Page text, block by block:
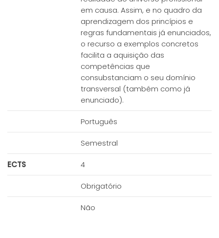
em causa. Assim, e no quadro da
aprendizagem dos princípios e
regras fundamentais já enunciados,
o recurso a exemplos concretos
facilita a aquisição das
competências que
consubstanciam o seu domínio
transversal (também como já
enunciado).
Português
Semestral
ECTS 4
Obrigatório
Não